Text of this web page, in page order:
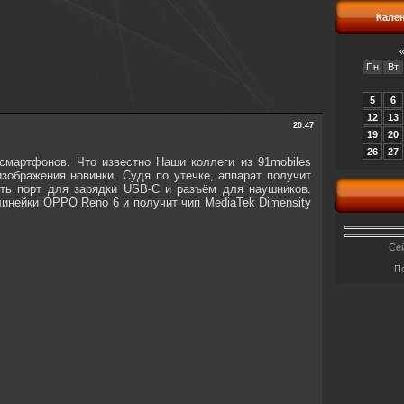
20:47
Что известно Наши коллеги из 91mobiles
новинки. Судя по утечке, аппарат получит
порт для зарядки USB-C и разъём для наушников.
OPPO Reno 6 и получит чип MediaTek Dimensity
«
Пн
Вт
5
6
12
13
19
20
26
27